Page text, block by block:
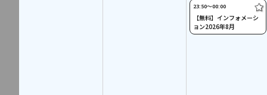
23:50〜00:00
【無料】インフォメーシ
ョン2026年8月